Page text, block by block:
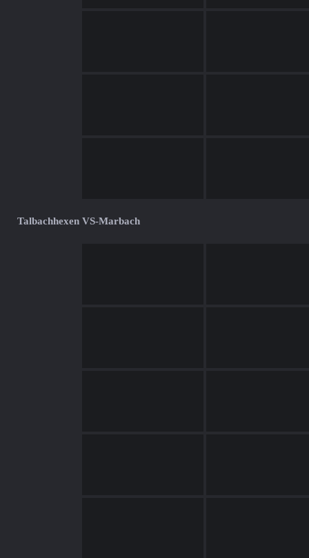
Talbachhexen VS-Marbach